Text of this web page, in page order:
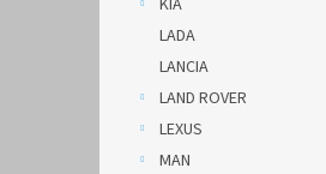
KIA
LADA
LANCIA
LAND ROVER
LEXUS
MAN